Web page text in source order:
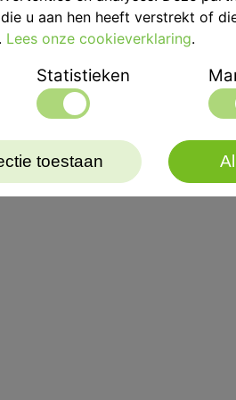
Belangrijkste kenmerken
- AISI 316 L.
- Onafhankelijke tank,
- Mogelijkheid om de
- Handig, functioneel
u aan hen heeft verstrekt of
Lees onze cookieverklaring.
Statistieken
toestaan